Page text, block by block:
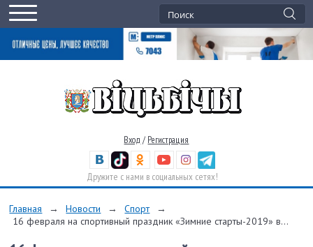
Вход / Регистрация
Дружите с нами в социальных сетях!
Главная → Новости → Спорт
→
16 февраля на спортивный праздник «Зимние старты-2019» в...